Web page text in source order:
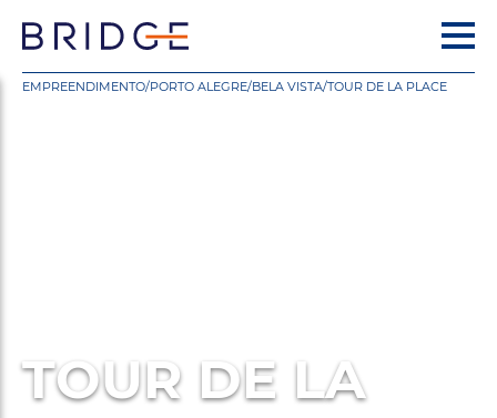
EMPREENDIMENTO/PORTO ALEGRE/BELA VISTA/TOUR DE LA PLACE
TOUR DE LA